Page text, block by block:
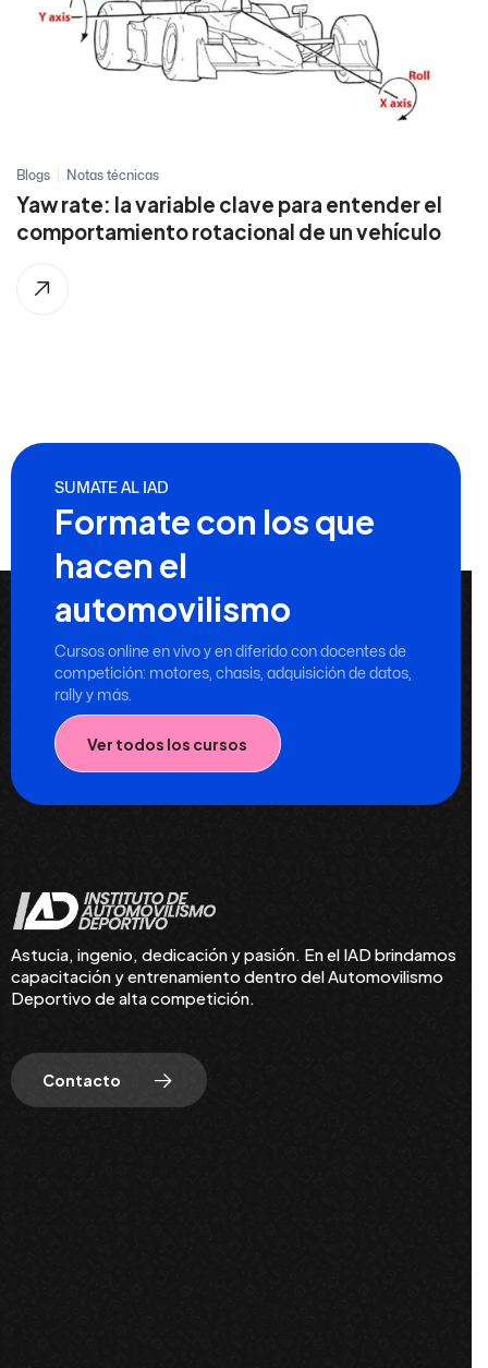
Blogs Notas técnicas
Yaw rate: la variable clave para entender el
comportamiento rotacional de un vehículo
SUMATE AL IAD
Formate con los que
hacen el
automovilismo
Cursos online en vivo y en diferido con docentes de
competición: motores, chasis, adquisición de datos,
rally y más.
Ver todos los cursos
Astucia, ingenio, dedicación y pasión. En el IAD brindamos
capacitación y entrenamiento dentro del Automovilismo
Deportivo de alta competición.
Contacto